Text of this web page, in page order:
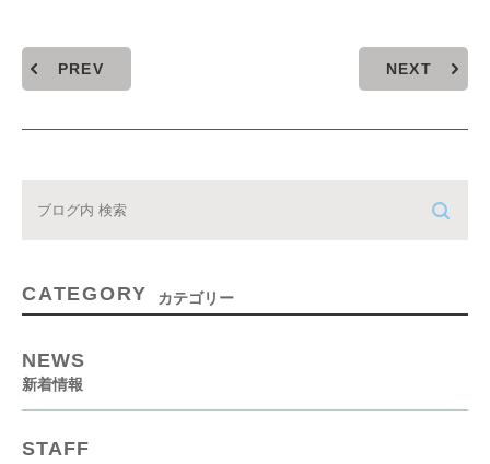
PREV NEXT
CATEGORY カテゴリー
NEWS
新着情報
STAFF